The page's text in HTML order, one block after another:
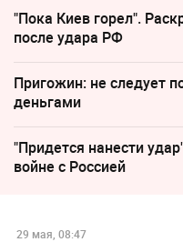
"Пока Киев горел".
после удара РФ
Пригожин: не следует
деньгами
"Придется нанести
войне с Россией
29 мая, 08:47